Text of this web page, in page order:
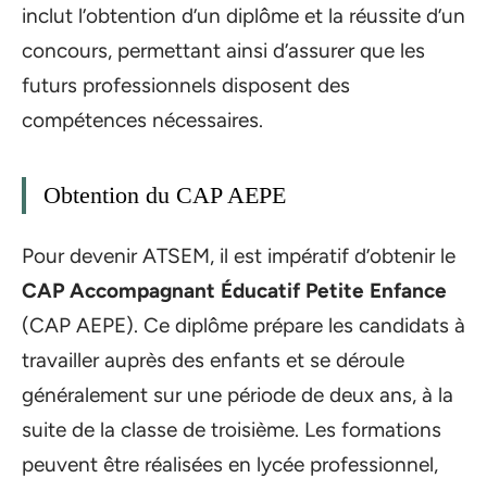
inclut l’obtention d’un diplôme et la réussite d’un
concours, permettant ainsi d’assurer que les
futurs professionnels disposent des
compétences nécessaires.
Obtention du CAP AEPE
Pour devenir ATSEM, il est impératif d’obtenir le
CAP Accompagnant Éducatif Petite Enfance
(CAP AEPE). Ce diplôme prépare les candidats à
travailler auprès des enfants et se déroule
généralement sur une période de deux ans, à la
suite de la classe de troisième. Les formations
peuvent être réalisées en lycée professionnel,